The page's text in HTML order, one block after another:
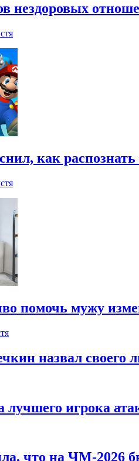
нездоровых
как
помочь мужу
назвал своего
игрока
что на ЧМ-2026